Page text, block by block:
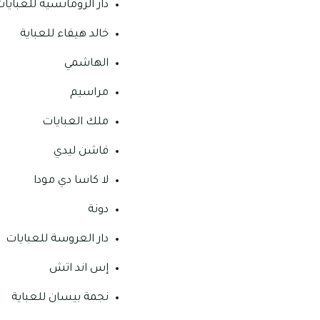
دار الرومانسية
خالد هيفاء للعباية
الهاشمي
مراسيم
ملك العبايات
فاشن ليدي
لا كاسا دي مودا
دونة
دار العروسة للعبايات
إس اند اتش
نجمة بيسان للعباية